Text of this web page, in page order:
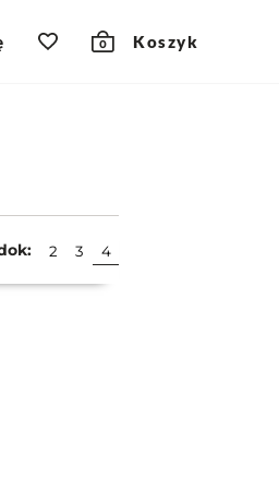
0 Koszyk
2 3 4